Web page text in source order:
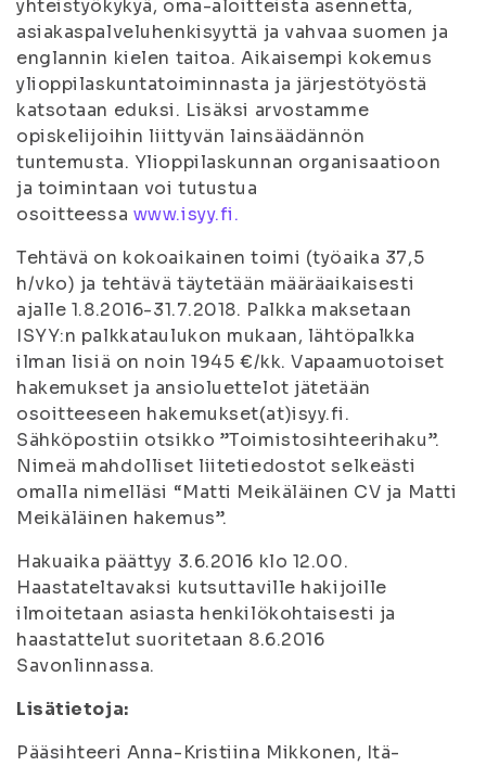
yhteistyökykyä, oma-aloitteista asennetta,
asiakaspalveluhenkisyyttä ja vahvaa suomen ja
englannin kielen taitoa. Aikaisempi kokemus
ylioppilaskuntatoiminnasta ja järjestötyöstä
katsotaan eduksi. Lisäksi arvostamme
opiskelijoihin liittyvän lainsäädännön
tuntemusta. Ylioppilaskunnan organisaatioon
ja toimintaan voi tutustua
osoitteessa www.isyy.fi.
Tehtävä on kokoaikainen toimi (työaika 37,5
h/vko) ja tehtävä täytetään määräaikaisesti
ajalle 1.8.2016-31.7.2018. Palkka maksetaan
ISYY:n palkkataulukon mukaan, lähtöpalkka
ilman lisiä on noin 1945 €/kk. Vapaamuotoiset
hakemukset ja ansioluettelot jätetään
osoitteeseen hakemukset(at)isyy.fi.
Sähköpostiin otsikko ”Toimistosihteerihaku”.
Nimeä mahdolliset liitetiedostot selkeästi
omalla nimelläsi “Matti Meikäläinen CV ja Matti
Meikäläinen hakemus”.
Hakuaika päättyy 3.6.2016 klo 12.00.
Haastateltavaksi kutsuttaville hakijoille
ilmoitetaan asiasta henkilökohtaisesti ja
haastattelut suoritetaan 8.6.2016
Savonlinnassa.
Lisätietoja:
Pääsihteeri Anna-Kristiina Mikkonen, Itä-